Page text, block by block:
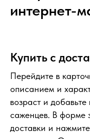
интернет-
Купить с
Перейдите в
описанием и
возраст и
саженцев. В форме
доставки и